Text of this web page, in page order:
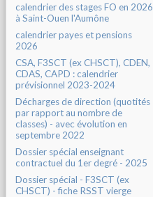
calendrier des stages FO en 2026
à Saint-Ouen l'Aumône
calendrier payes et pensions
2026
CSA, F3SCT (ex CHSCT), CDEN,
CDAS, CAPD : calendrier
prévisionnel 2023-2024
Décharges de direction (quotités
par rapport au nombre de
classes) - avec évolution en
septembre 2022
Dossier spécial enseignant
contractuel du 1er degré - 2025
Dossier spécial - F3SCT (ex
CHSCT) - fiche RSST vierge